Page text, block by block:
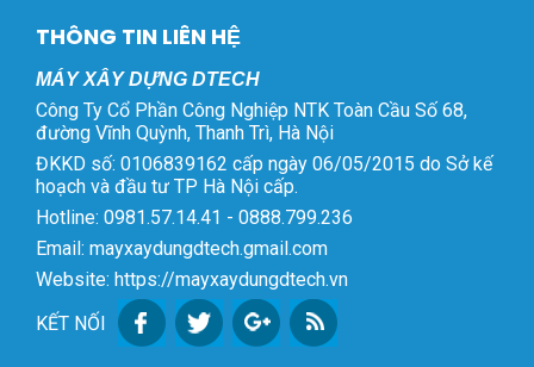
THÔNG TIN LIÊN HỆ
MÁY XÂY DỰNG DTECH
Công Ty Cổ Phần Công Nghiệp NTK Toàn Cầu Số 68,
đường Vĩnh Quỳnh, Thanh Trì, Hà Nội
ĐKKD số: 0106839162 cấp ngày 06/05/2015 do Sở kế
hoạch và đầu tư TP Hà Nội cấp.
Hotline: 0981.57.14.41 - 0888.799.236
Email: mayxaydungdtech.gmail.com
Website: https://mayxaydungdtech.vn
KẾT NỐI